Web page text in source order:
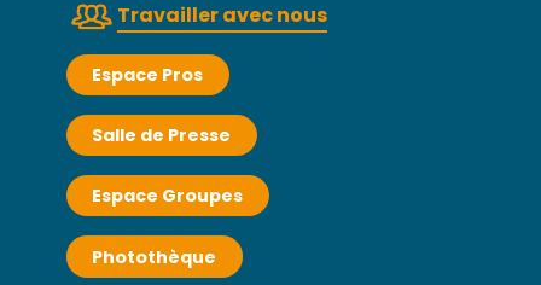
Travailler avec nous
Espace Pros
Salle de Presse
Espace Groupes
Photothèque